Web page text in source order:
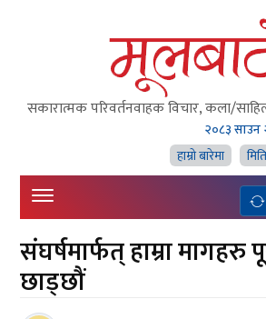
सकारात्मक परिवर्तनवाहक विचार, कला/
२०८३ साउन
हाम्राे बारेमा
संघर्षमार्फत् हाम्रा मागहरु
छाड्छौं